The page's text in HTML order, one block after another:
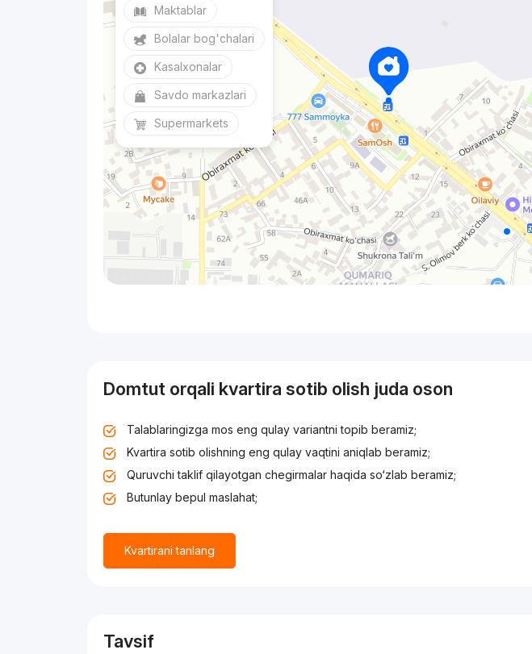
Maktablar
Bolalar bog'chalari
Kasalxonalar
Savdo markazlari
Supermarkets
Domtut orqali kvartira sotib olish juda oson
Talablaringizga mos eng qulay variantni topib beramiz;
Kvartira sotib olishning eng qulay vaqtini aniqlab beramiz;
Quruvchi taklif qilayotgan chegirmalar haqida so‘zlab beramiz;
Butunlay bepul maslahat;
Kvartirani tanlang
Tavsif